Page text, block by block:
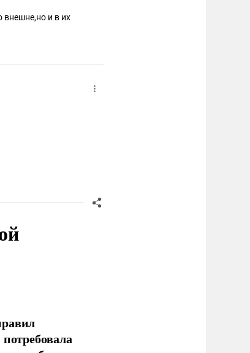
и в их